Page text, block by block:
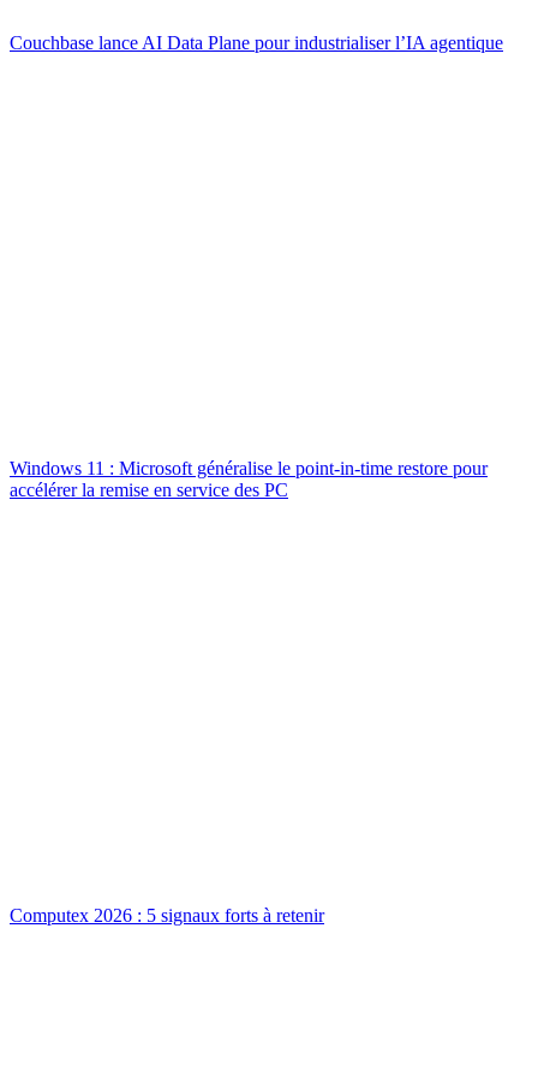
Couchbase lance AI Data Plane pour industrialiser l’IA agentique
Windows 11 : Microsoft généralise le point-in-time restore pour
accélérer la remise en service des PC
Computex 2026 : 5 signaux forts à retenir